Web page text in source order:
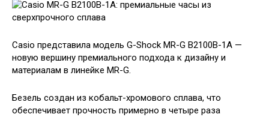
Casio представила модель G-Shock MR-G B2100B-1A —
новую вершину премиального подхода к дизайну и
материалам в линейке MR-G.
Безель создан из кобальт-хромового сплава, что
обеспечивает прочность примерно в четыре раза